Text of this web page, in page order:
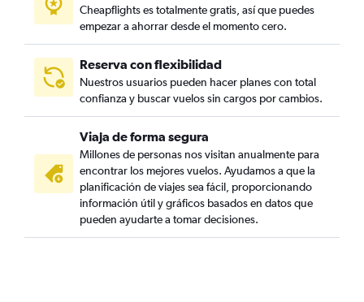
Cheapflights es totalmente gratis, así que puedes
empezar a ahorrar desde el momento cero.
Reserva con flexibilidad
Nuestros usuarios pueden hacer planes con total
confianza y buscar vuelos sin cargos por cambios.
Viaja de forma segura
Millones de personas nos visitan anualmente para
encontrar los mejores vuelos. Ayudamos a que la
planificación de viajes sea fácil, proporcionando
información útil y gráficos basados en datos que
pueden ayudarte a tomar decisiones.